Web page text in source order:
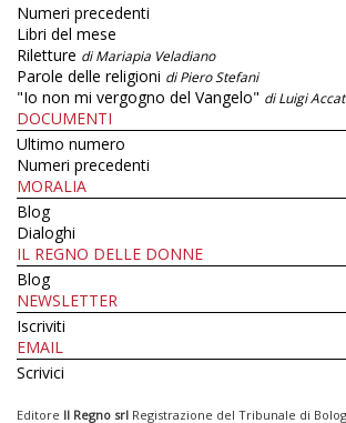
Numeri precedenti
Libri del mese
Riletture di Mariapia Veladiano
Parole delle religioni di Piero Stefani
"Io non mi vergogno del Vangelo" di Luigi
DOCUMENTI
Ultimo numero
Numeri precedenti
MORALIA
Blog
Dialoghi
IL REGNO DELLE DONNE
Blog
NEWSLETTER
Iscriviti
EMAIL
Scrivici
Editore Il Regno srl Registrazione del Tribunale di